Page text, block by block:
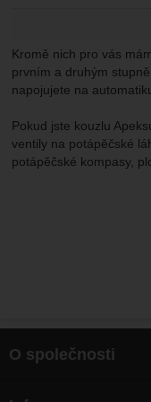
Kromě nich pro vás
prvním a druhým
napojujete na
Pokud jste kouzlu
ventily na potápěčské
potápěčské kompasy,
O společnosti